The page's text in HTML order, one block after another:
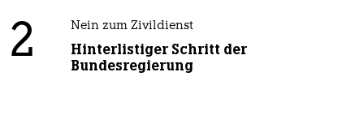
2 Nein zum Zivildienst
Hinterlistiger Schritt der
Bundesregierung